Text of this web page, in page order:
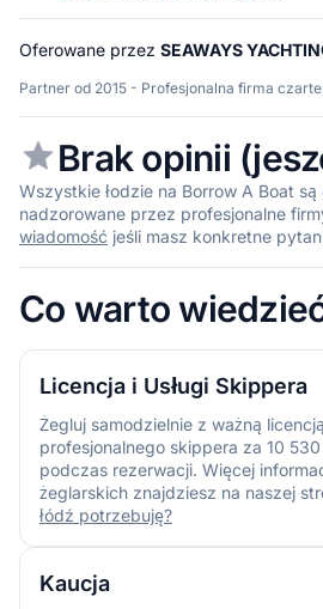
Oferowane przez SEAWAYS
Partner od 2015 - Profesjonalna firma
Brak opinii
Wszystkie łodzie na Borrow A Boat
nadzorowane przez profesjonalne
wiadomość jeśli masz konkretne
Co warto
Licencja i Usługi Skippera
Żegluj samodzielnie z ważną
profesjonalnego skippera za 10
podczas rezerwacji. Więcej
żeglarskich znajdziesz na naszej
łódź potrzebuję?
Kaucja